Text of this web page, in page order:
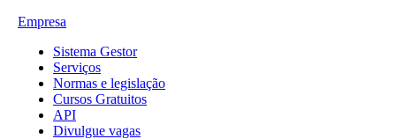
Empresa
Sistema Gestor
Serviços
Normas e legislação
Cursos Gratuitos
API
Divulgue vagas